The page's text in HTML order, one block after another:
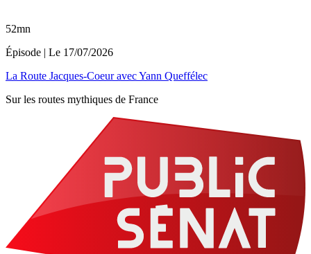
52mn
Épisode | Le 17/07/2026
La Route Jacques-Coeur avec Yann Queffélec
Sur les routes mythiques de France